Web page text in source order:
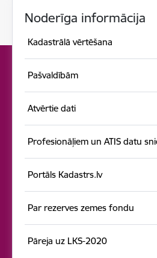
Noderīga informācija
Kadastrālā vērtēšana
Pašvaldībām
Atvērtie dati
Profesionāļiem un ATIS datu
Portāls Kadastrs.lv
Par rezerves zemes fondu
Pāreja uz LKS-2020